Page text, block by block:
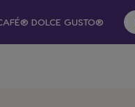
DOLCE GUSTO®